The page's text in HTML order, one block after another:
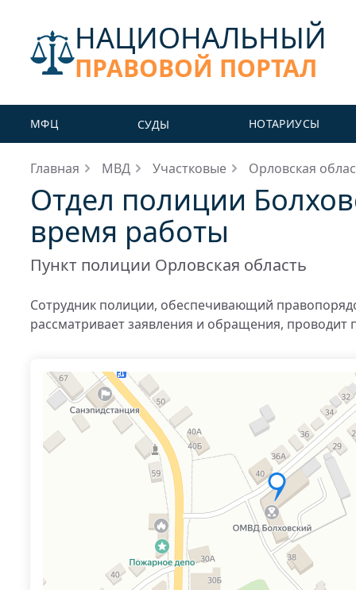
НАЦИОНАЛЬНЫЙ
ПРАВОВОЙ ПОРТАЛ
МФЦ СУДЫ НОТАРИУСЫ
Главная МВД Участковые Орловская
Отдел полиции
время работы
Пункт полиции Орловская область
Сотрудник полиции, обеспечивающий
рассматривает заявления и обращения, проводит